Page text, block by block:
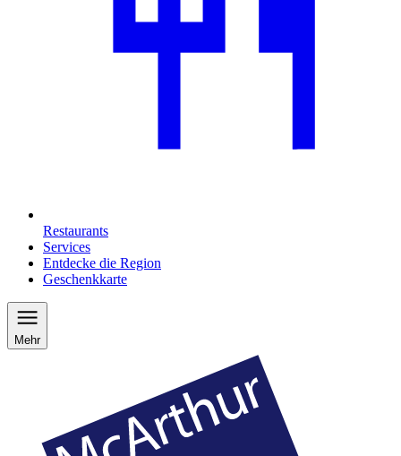
Restaurants
Services
Entdecke die Region
Geschenkkarte
Mehr